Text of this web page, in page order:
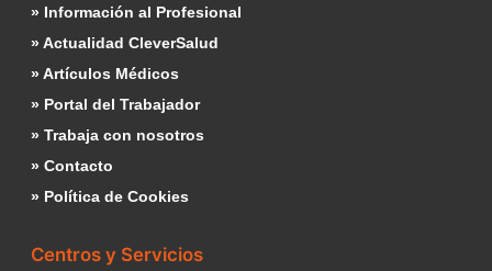
» Información al Profesional
» Actualidad CleverSalud
» Artículos Médicos
» Portal del Trabajador
» Trabaja con nosotros
» Contacto
» Política de Cookies
Centros y Servicios